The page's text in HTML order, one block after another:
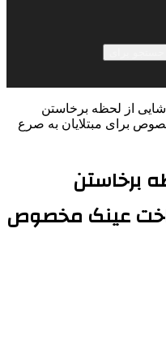
از لحظه برخاستن
برای مبتلایان به صرع
برخاستن
عینک مخصوص